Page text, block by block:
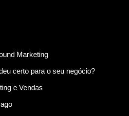
Marketing
certo para o seu negócio?
e Vendas